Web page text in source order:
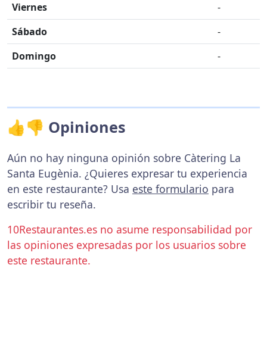
Viernes
-
Sábado
-
Domingo
-
👍👎 Opiniones
Aún no hay ninguna opinión sobre Càtering La
Santa Eugènia. ¿Quieres expresar tu experiencia
en este restaurante? Usa este formulario para
escribir tu reseña.
10Restaurantes.es no asume responsabilidad por
las opiniones expresadas por los usuarios sobre
este restaurante.